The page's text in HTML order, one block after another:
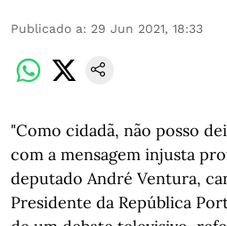
Publicado a: 29 Jun 2021, 18:33
"Como cidadã, não posso
com a mensagem injusta
deputado André Ventura,
Presidente da República